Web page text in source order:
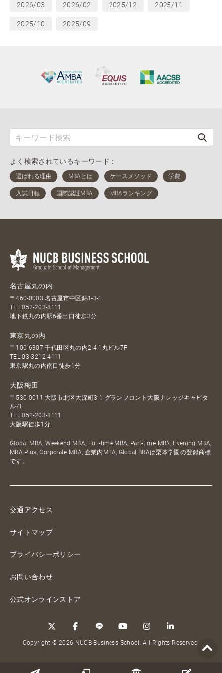
2026/03 2026/02 2025/12 2025/11
2025/10 2025/09
よく検索されているキーワード：
名古屋丸の内
〒460-0003 名古屋市中区錦1-3-1
TEL052-203-8111
地下鉄丸の内駅6番出口徒歩3分
東京丸の内
〒100-6307 千代田区丸の内2-4-1丸ビル7F
TEL03-3212-4111
東京駅丸の内南口徒歩1分
大阪梅田
〒530-0011 大阪市北区大深町3-1 グランフロント大阪ナレッジキャピタ
ル7F
TEL052-203-8111
大阪駅徒歩1分
Global MBA, Weekend MBA, Full-time MBA, Part-time MBA, Evening MBA,
MBA Plus, Corporate MBA, 企業内MBA, Global BBAは栗本学園の登録商標
です。
交通アクセス
サイトマップ
プライバシーポリシー
お問い合わせ
公式オンラインストア
Copyright © 2026 NUCB Business School. All Rights Reserved.